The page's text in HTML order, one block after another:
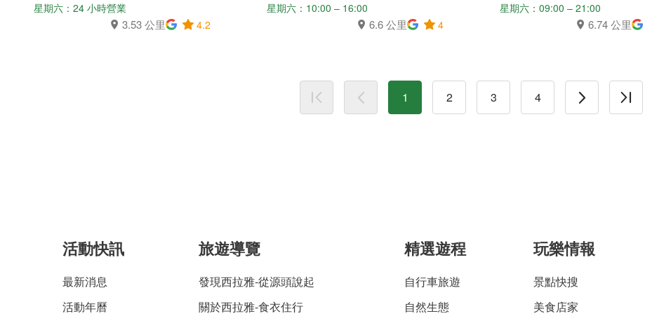
星期六：24 小時營業
3.53 公里 4.2
星期六：10:00 – 16:00
6.6 公里 4
星期六：09:00 – 21:00
6.74 公里
1 2 3 4
活動快訊
最新消息
活動年曆
旅遊導覽
發現西拉雅-從源頭說起
關於西拉雅-食衣住行
精選遊程
自行車旅遊
自然生態
玩樂情報
景點快搜
美食店家